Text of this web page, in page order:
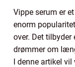
Vippe serum er
enorm
over. Det
drømmer om
I denne artikel